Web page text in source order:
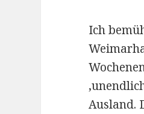
Ich
Ausland.